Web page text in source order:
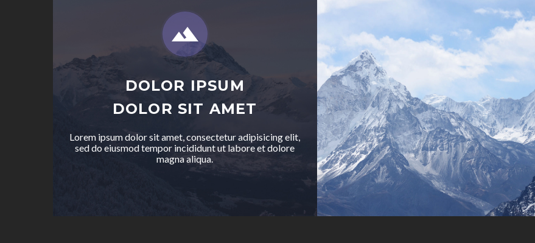


DOLOR IPSUM
DOLOR SIT AMET
Lorem ipsum dolor sit amet, consectetur adipisicing elit,
sed do eiusmod tempor incididunt ut labore et dolore
magna aliqua.